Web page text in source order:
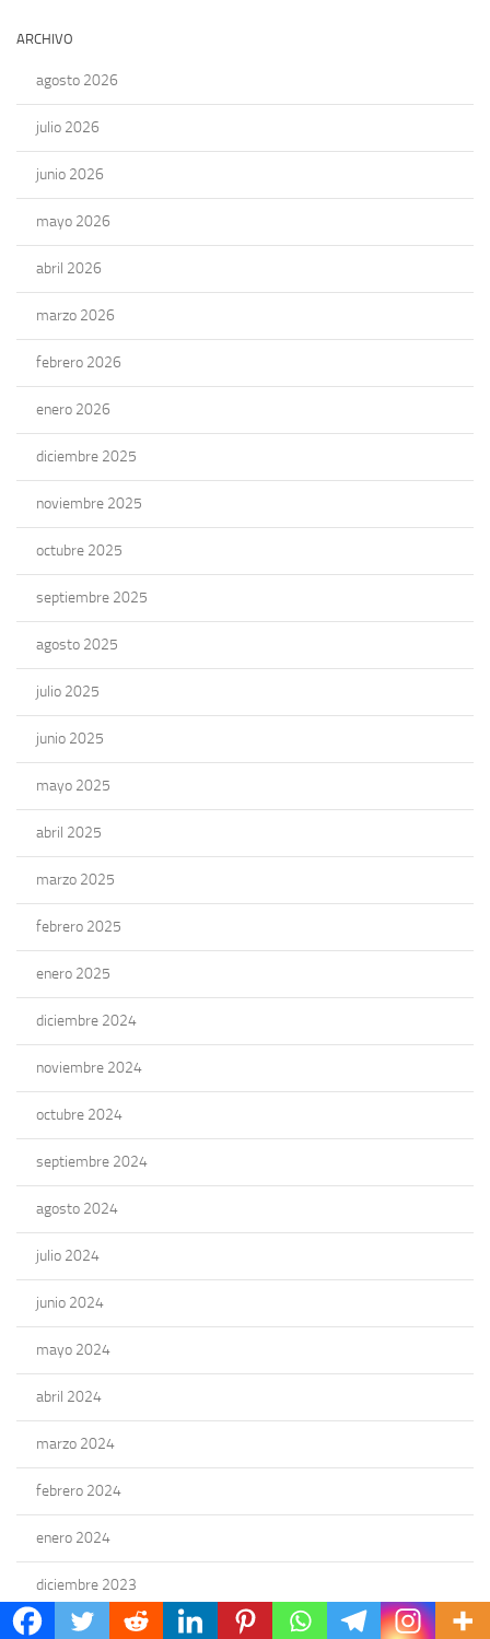
ARCHIVO
agosto 2026
julio 2026
junio 2026
mayo 2026
abril 2026
marzo 2026
febrero 2026
enero 2026
diciembre 2025
noviembre 2025
octubre 2025
septiembre 2025
agosto 2025
julio 2025
junio 2025
mayo 2025
abril 2025
marzo 2025
febrero 2025
enero 2025
diciembre 2024
noviembre 2024
octubre 2024
septiembre 2024
agosto 2024
julio 2024
junio 2024
mayo 2024
abril 2024
marzo 2024
febrero 2024
enero 2024
diciembre 2023
noviembre 2023